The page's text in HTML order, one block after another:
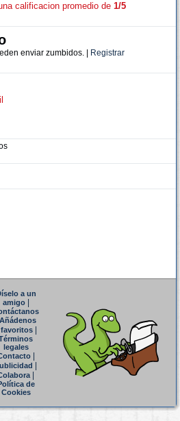
calificacion promedio de 1/5
enviar zumbidos. | Registrar
a un
amigo|
Añádenos
favoritos
legales
|
|
de
Cookies